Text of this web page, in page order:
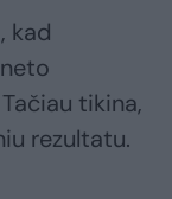
kad
tikina,
rezultatu.